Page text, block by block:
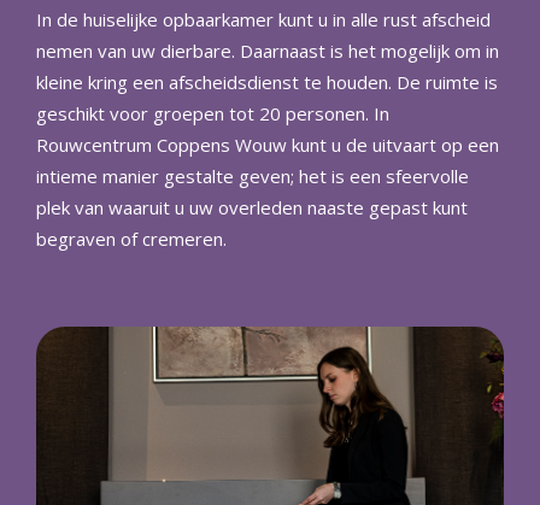
In de huiselijke opbaarkamer kunt u in alle rust afscheid
nemen van uw dierbare. Daarnaast is het mogelijk om in
kleine kring een afscheidsdienst te houden. De ruimte is
geschikt voor groepen tot 20 personen. In
Rouwcentrum Coppens Wouw kunt u de uitvaart op een
intieme manier gestalte geven; het is een sfeervolle
plek van waaruit u uw overleden naaste gepast kunt
begraven of cremeren.